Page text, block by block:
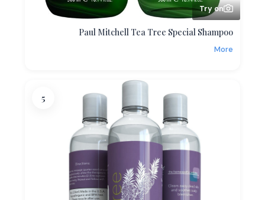
Try on
Paul Mitchell Tea Tree Special Shampoo
More
5